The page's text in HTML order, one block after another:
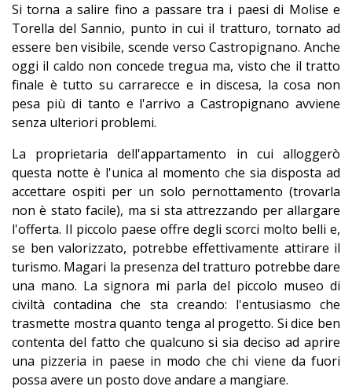
Si torna a salire fino a passare tra i paesi di Molise e
Torella del Sannio, punto in cui il tratturo, tornato ad
essere ben visibile, scende verso Castropignano. Anche
oggi il caldo non concede tregua ma, visto che il tratto
finale è tutto su carrarecce e in discesa, la cosa non
pesa più di tanto e l'arrivo a Castropignano avviene
senza ulteriori problemi.
La proprietaria dell'appartamento in cui alloggerò
questa notte è l'unica al momento che sia disposta ad
accettare ospiti per un solo pernottamento (trovarla
non è stato facile), ma si sta attrezzando per allargare
l'offerta. Il piccolo paese offre degli scorci molto belli e,
se ben valorizzato, potrebbe effettivamente attirare il
turismo. Magari la presenza del tratturo potrebbe dare
una mano. La signora mi parla del piccolo museo di
civiltà contadina che sta creando: l'entusiasmo che
trasmette mostra quanto tenga al progetto. Si dice ben
contenta del fatto che qualcuno si sia deciso ad aprire
una pizzeria in paese in modo che chi viene da fuori
possa avere un posto dove andare a mangiare.